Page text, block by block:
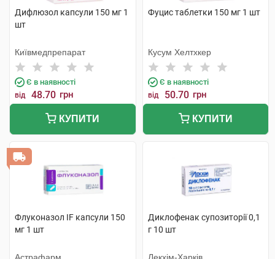
Дифлюзол капсули 150 мг 1
шт
Київмедпрепарат
Є в наявності
від 48.70 грн
КУПИТИ
Фуцис таблетки 150 мг 1 шт
Кусум Хелтхкер
Є в наявності
від 50.70 грн
КУПИТИ
Флуконазол IF капсули 150
мг 1 шт
Диклофенак супозиторії 0,1
г 10 шт